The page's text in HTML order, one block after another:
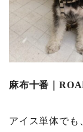
麻布十番｜
アイス単体でも